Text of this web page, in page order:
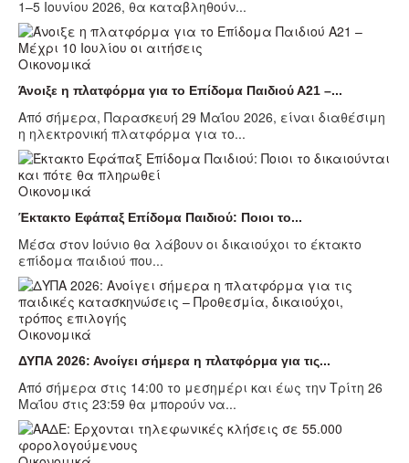
1–5 Ιουνίου 2026, θα καταβληθούν...
Οικονομικά
Άνοιξε η πλατφόρμα για το Επίδομα Παιδιού Α21 –...
Από σήμερα, Παρασκευή 29 Μαΐου 2026, είναι διαθέσιμη
η ηλεκτρονική πλατφόρμα για το...
Οικονομικά
Έκτακτο Εφάπαξ Επίδομα Παιδιού: Ποιοι το...
Μέσα στον Ιούνιο θα λάβουν οι δικαιούχοι το έκτακτο
επίδομα παιδιού που...
Οικονομικά
ΔΥΠΑ 2026: Ανοίγει σήμερα η πλατφόρμα για τις...
Από σήμερα στις 14:00 το μεσημέρι και έως την Τρίτη 26
Μαΐου στις 23:59 θα μπορούν να...